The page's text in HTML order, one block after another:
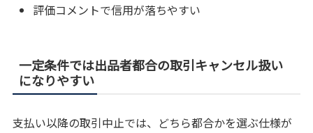
評価コメントで信用が落ちやすい
一定条件では出品者都合の取引キャンセル扱い
になりやすい
支払い以降の取引中止では、どちら都合かを選ぶ仕様が